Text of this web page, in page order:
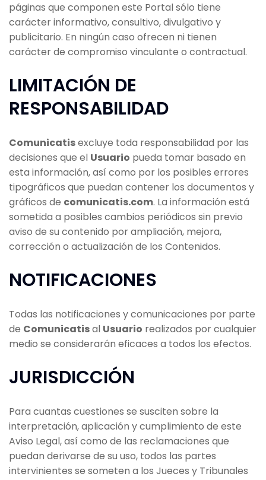
páginas que componen este Portal sólo tiene
carácter informativo, consultivo, divulgativo y
publicitario. En ningún caso ofrecen ni tienen
carácter de compromiso vinculante o contractual.
LIMITACIÓN DE
RESPONSABILIDAD
Comunicatisexcluye toda responsabilidad por las
decisiones que el Usuario pueda tomar basado en
esta información, así como por los posibles errores
tipográficos que puedan contener los documentos y
gráficos de comunicatis.com. La información está
sometida a posibles cambios periódicos sin previo
aviso de su contenido por ampliación, mejora,
corrección o actualización de los Contenidos.
NOTIFICACIONES
Todas las notificaciones y comunicaciones por parte
de Comunicatisal Usuario realizados por cualquier
medio se considerarán eficaces a todos los efectos.
JURISDICCIÓN
Para cuantas cuestiones se susciten sobre la
interpretación, aplicación y cumplimiento de este
Aviso Legal, así como de las reclamaciones que
puedan derivarse de su uso, todos las partes
intervinientes se someten a los Jueces y Tribunales